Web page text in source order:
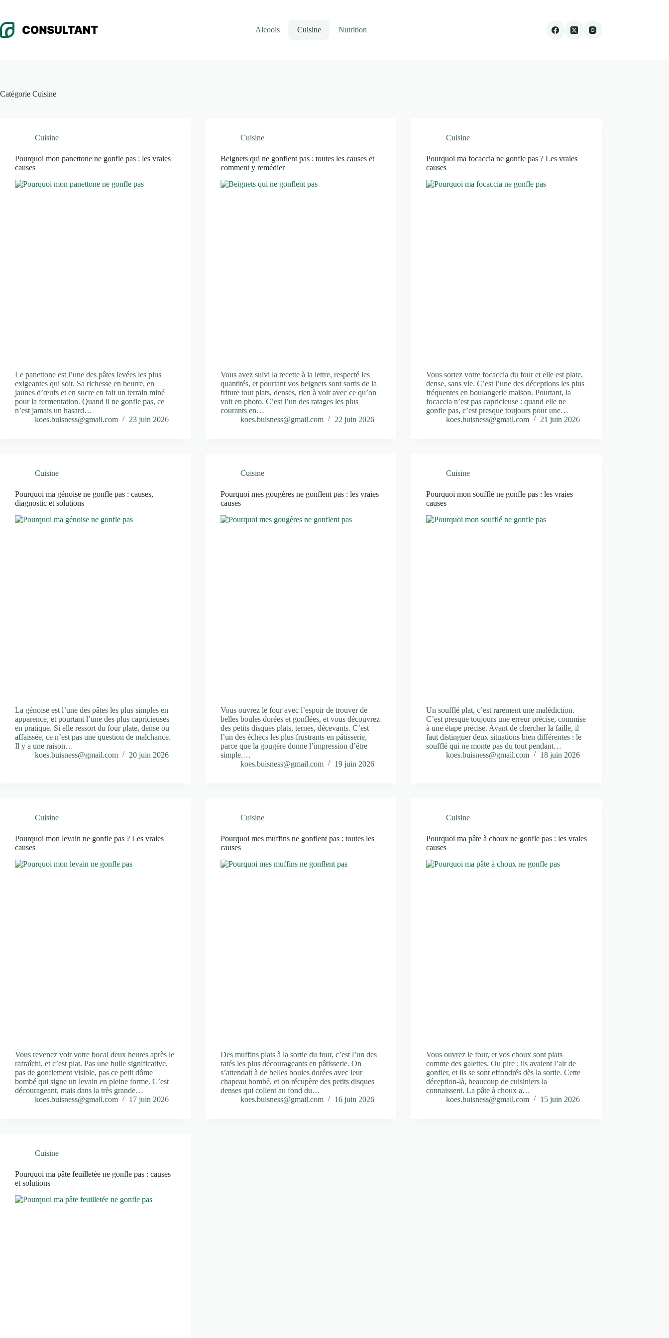
contenu
Alcools
Cuisine Nutrition
Catégorie Cuisine
Cuisine
Pourquoi mon panettone ne gonfle pas : les vraies
causes
Le panettone est l’une des pâtes levées les plus
exigeantes qui soit. Sa richesse en beurre, en
jaunes d’œufs et en sucre en fait un terrain miné
pour la fermentation. Quand il ne gonfle pas, ce
n’est jamais un hasard…
koes.buisness@gmail.com
23 juin 2026
Cuisine
Beignets qui ne gonflent pas : toutes les causes et
comment y remédier
Vous avez suivi la recette à la lettre, respecté les
quantités, et pourtant vos beignets sont sortis de la
friture tout plats, denses, rien à voir avec ce qu’on
voit en photo. C’est l’un des ratages les plus
courants en…
koes.buisness@gmail.com
22 juin 2026
Cuisine
Pourquoi ma focaccia ne gonfle pas ? Les vraies
causes
Vous sortez votre focaccia du four et elle est plate,
dense, sans vie. C’est l’une des déceptions les plus
fréquentes en boulangerie maison. Pourtant, la
focaccia n’est pas capricieuse : quand elle ne
gonfle pas, c’est presque toujours pour une…
koes.buisness@gmail.com
21 juin 2026
Cuisine
Pourquoi ma génoise ne gonfle pas : causes,
diagnostic et solutions
La génoise est l’une des pâtes les plus simples en
apparence, et pourtant l’une des plus capricieuses
en pratique. Si elle ressort du four plate, dense ou
affaissée, ce n’est pas une question de malchance.
Il y a une raison…
koes.buisness@gmail.com
20 juin 2026
Cuisine
Pourquoi mes gougères ne gonflent pas : les vraies
causes
Vous ouvrez le four avec l’espoir de trouver de
belles boules dorées et gonflées, et vous découvrez
des petits disques plats, ternes, décevants. C’est
l’un des échecs les plus frustrants en pâtisserie,
parce que la gougère donne l’impression d’être
simple.…
koes.buisness@gmail.com
19 juin 2026
Cuisine
Pourquoi mon soufflé ne gonfle pas : les vraies
causes
Un soufflé plat, c’est rarement une malédiction.
C’est presque toujours une erreur précise, commise
à une étape précise. Avant de chercher la faille, il
faut distinguer deux situations bien différentes : le
soufflé qui ne monte pas du tout pendant…
koes.buisness@gmail.com
18 juin 2026
Cuisine
Pourquoi mon levain ne gonfle pas ? Les vraies
causes
Vous revenez voir votre bocal deux heures après le
rafraîchi, et c’est plat. Pas une bulle significative,
pas de gonflement visible, pas ce petit dôme
bombé qui signe un levain en pleine forme. C’est
décourageant, mais dans la très grande…
koes.buisness@gmail.com
17 juin 2026
Cuisine
Pourquoi mes muffins ne gonflent pas : toutes les
causes
Des muffins plats à la sortie du four, c’est l’un des
ratés les plus décourageants en pâtisserie. On
s’attendait à de belles boules dorées avec leur
chapeau bombé, et on récupère des petits disques
denses qui collent au fond du…
koes.buisness@gmail.com
16 juin 2026
Cuisine
Pourquoi ma pâte à choux ne gonfle pas : les vraies
causes
Vous ouvrez le four, et vos choux sont plats
comme des galettes. Ou pire : ils avaient l’air de
gonfler, et ils se sont effondrés dès la sortie. Cette
déception-là, beaucoup de cuisiniers la
connaissent. La pâte à choux a…
koes.buisness@gmail.com
15 juin 2026
Cuisine
Pourquoi ma pâte feuilletée ne gonfle pas : causes
et solutions